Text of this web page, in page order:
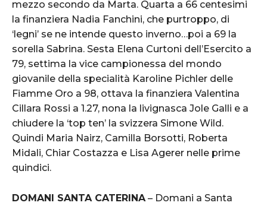
mezzo secondo da Marta. Quarta a 66 centesimi
la finanziera Nadia Fanchini, che purtroppo, di
‘legni’ se ne intende questo inverno…poi a 69 la
sorella Sabrina. Sesta Elena Curtoni dell’Esercito a
79, settima la vice campionessa del mondo
giovanile della specialità Karoline Pichler delle
Fiamme Oro a 98, ottava la finanziera Valentina
Cillara Rossi a 1.27, nona la livignasca Jole Galli e a
chiudere la ‘top ten’ la svizzera Simone Wild.
Quindi Maria Nairz, Camilla Borsotti, Roberta
Midali, Chiar Costazza e Lisa Agerer nelle prime
quindici.
DOMANI SANTA CATERINA – Domani a Santa